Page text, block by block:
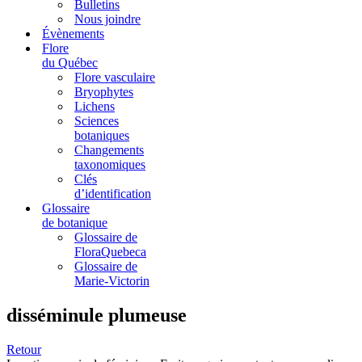
Bulletins
Nous joindre
Évènements
Flore
du Québec
Flore vasculaire
Bryophytes
Lichens
Sciences
botaniques
Changements
taxonomiques
Clés
d’identification
Glossaire
de botanique
Glossaire de
FloraQuebeca
Glossaire de
Marie-Victorin
disséminule plumeuse
Retour